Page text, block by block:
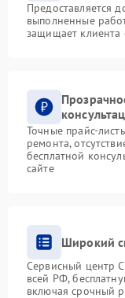
Предоставляется
выполненные
защищает клиента
Точные прайс-
ремонта,
бесплатной
сайте
Широкий
Сервисный центр
всей РФ,
включая срочный